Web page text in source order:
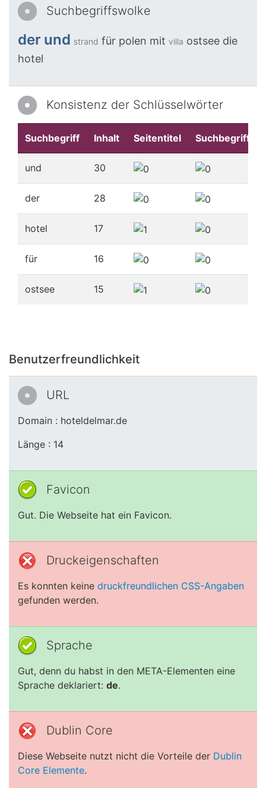
Suchbegriffswolke
der und strand für polen mit villa ostsee die
hotel
Konsistenz der Schlüsselwörter
Suchbegriff Inhalt Seitentitel Suchbegriffe
und 30
der 28
hotel 17
für 16
ostsee 15
Benutzerfreundlichkeit
URL
Domain : hoteldelmar.de
Länge : 14
Favicon
Gut. Die Webseite hat ein Favicon.
Druckeigenschaften
Es konnten keine druckfreundlichen CSS-Angaben
gefunden werden.
Sprache
Gut, denn du habst in den META-Elementen eine
Sprache deklariert: de.
Dublin Core
Diese Webseite nutzt nicht die Vorteile der Dublin
Core Elemente.